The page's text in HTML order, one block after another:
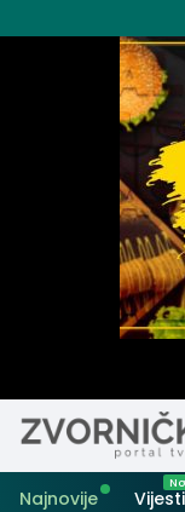
to
Najnovije Vijesti